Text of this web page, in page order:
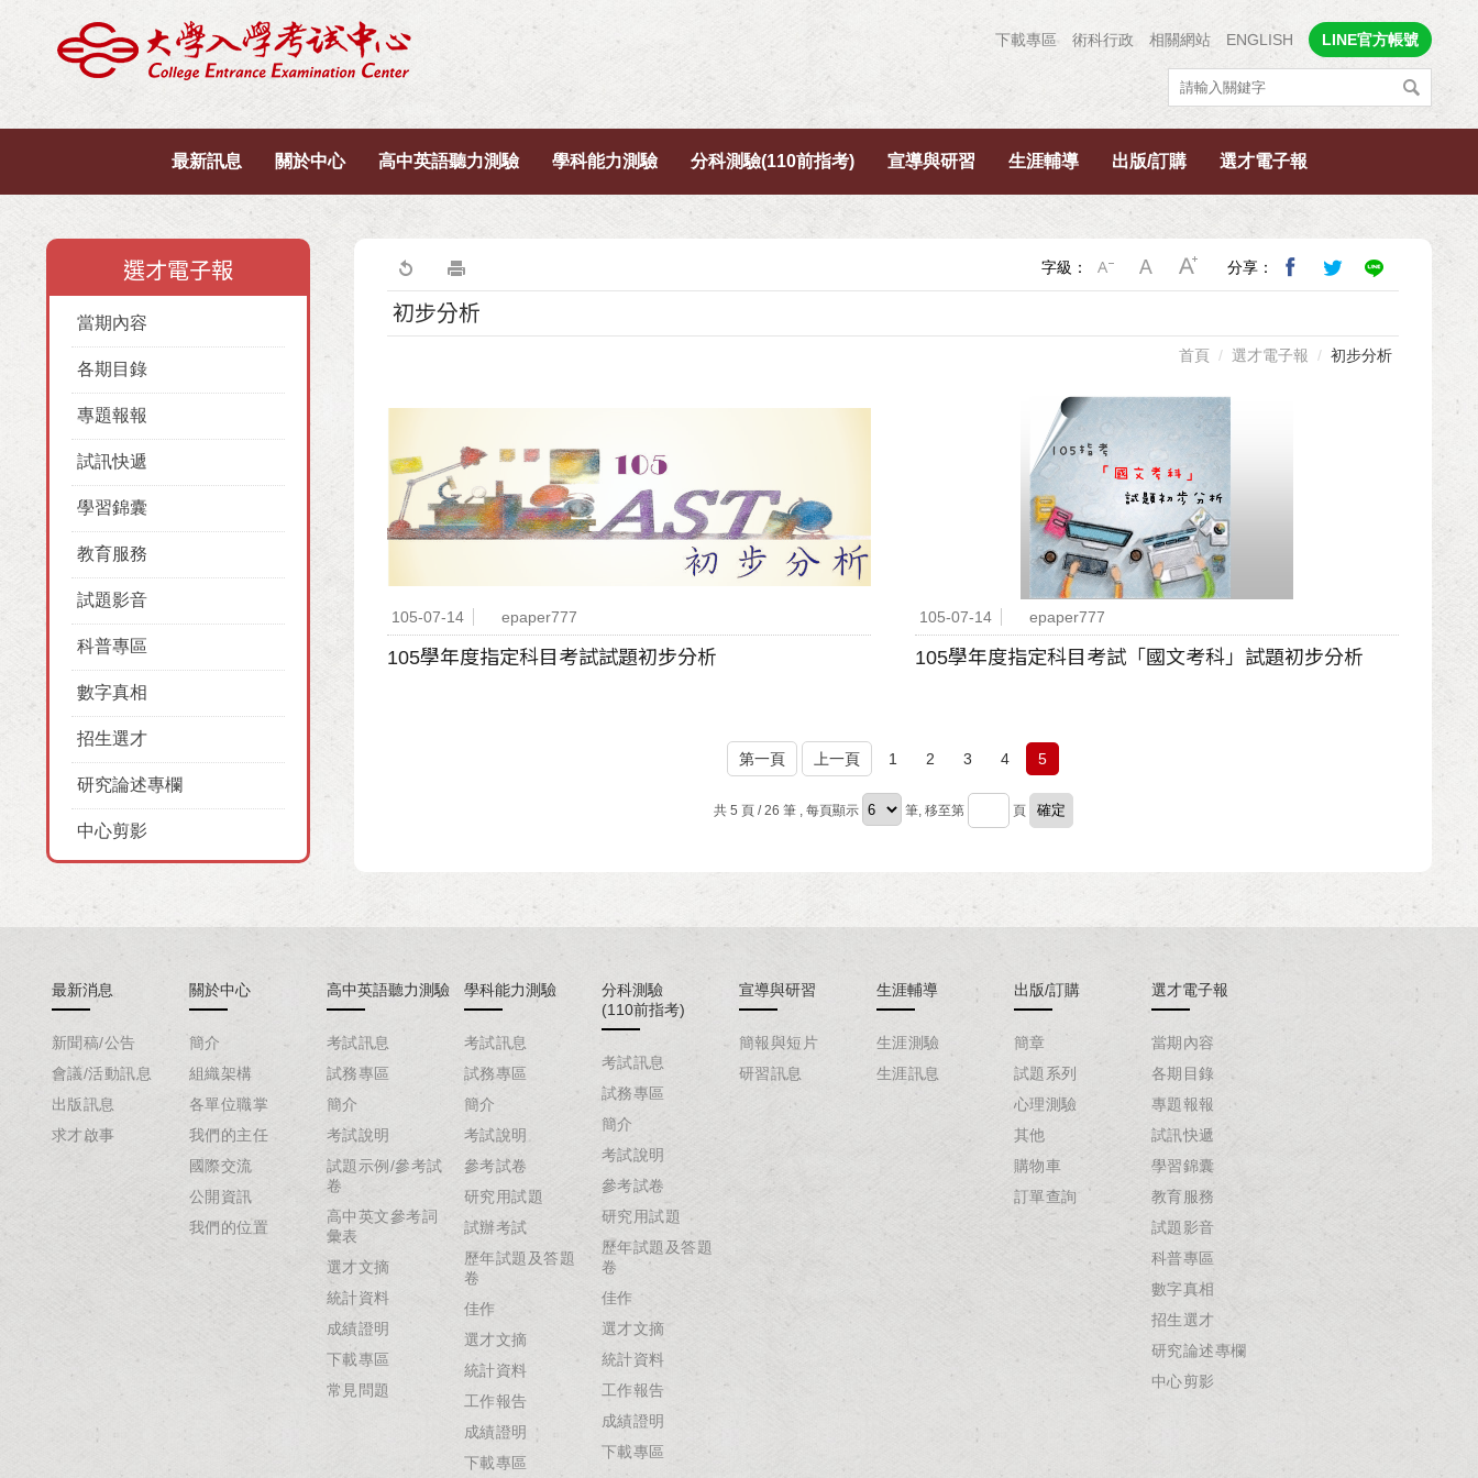
下載專區 術科行政 相關網站 ENGLISH LINE官方帳號
最新訊息 關於中心 高中英語聽力測驗 學科能力測驗 分科測驗(110前指考) 宣導與研習 生涯輔導 出版/訂購 選才電子報
選才電子報
當期內容
各期目錄
專題報報
試訊快遞
學習錦囊
教育服務
試題影音
科普專區
數字真相
招生選才
研究論述專欄
中心剪影
字級： 分享：
初步分析
首頁 選才電子報 初步分析
105-07-14 epaper777
105學年度指定科目考試試題初步分析
105-07-14 epaper777
105學年度指定科目考試「國文考科」試題初步分析
第一頁 上一頁 1 2 3 4 5
共 5 頁 / 26 筆 , 每頁顯示 筆, 移至第 頁
最新消息
新聞稿/公告
會議/活動訊息
出版訊息
求才啟事
關於中心
簡介
組織架構
各單位職掌
我們的主任
國際交流
公開資訊
我們的位置
高中英語聽力測驗
考試訊息
試務專區
簡介
考試說明
試題示例/參考試
卷
高中英文參考詞
彙表
選才文摘
統計資料
成績證明
下載專區
常見問題
學科能力測驗
考試訊息
試務專區
簡介
考試說明
參考試卷
研究用試題
試辦考試
歷年試題及答題
卷
佳作
選才文摘
統計資料
工作報告
成績證明
下載專區
分科測驗
(110前指考)
考試訊息
試務專區
簡介
考試說明
參考試卷
研究用試題
歷年試題及答題
卷
佳作
選才文摘
統計資料
工作報告
成績證明
下載專區
宣導與研習
簡報與短片
研習訊息
生涯輔導
生涯測驗
生涯訊息
出版/訂購
簡章
試題系列
心理測驗
其他
購物車
訂單查詢
選才電子報
當期內容
各期目錄
專題報報
試訊快遞
學習錦囊
教育服務
試題影音
科普專區
數字真相
招生選才
研究論述專欄
中心剪影